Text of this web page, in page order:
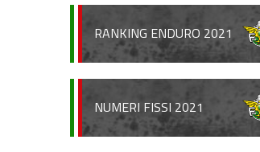
RANKING ENDURO 2021
NUMERI FISSI 2021